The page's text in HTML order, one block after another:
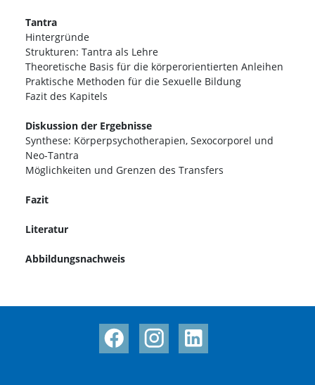
Tantra
Hintergründe
Strukturen: Tantra als Lehre
Theoretische Basis für die körperorientierten Anleihen
Praktische Methoden für die Sexuelle Bildung
Fazit des Kapitels
Diskussion der Ergebnisse
Synthese: Körperpsychotherapien, Sexocorporel und
Neo-Tantra
Möglichkeiten und Grenzen des Transfers
Fazit
Literatur
Abbildungsnachweis